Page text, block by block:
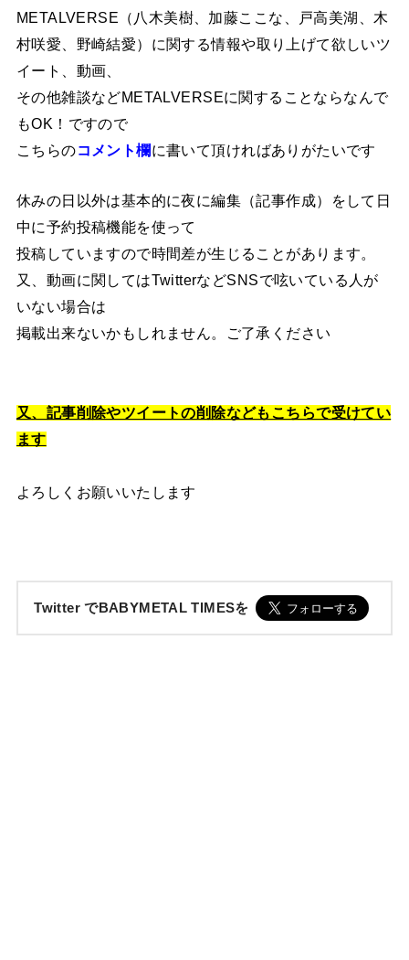
METALVERSE（八木美樹、加藤ここな、戸高美湖、木
村咲愛、野崎結愛） に関する情報や取り上げて欲しいツ
イート、動画、
その他雑談などMETALVERSEに関することならなんで
もOK！ですので
こちらのコメント欄に書いて頂ければありがたいです
休みの日以外は基本的に夜に編集（記事作成）をして日
中に予約投稿機能を使って
投稿していますので時間差が生じることがあります。
又、動画に関してはTwitterなどSNSで呟いている人が
いない場合は
掲載出来ないかもしれません。ご了承ください
又、記事削除やツイートの削除などもこちらで受けてい
ます
よろしくお願いいたします
Twitter でBABYMETAL TIMESを